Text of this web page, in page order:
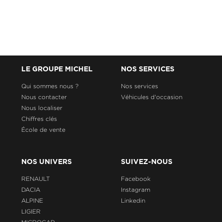
LE GROUPE MICHEL
Qui sommes nous ?
Nous contacter
Nous localiser
Chiffres clés
École de vente
NOS SERVICES
Nos services
Véhicules d'occasion
NOS UNIVERS
RENAULT
DACIA
ALPINE
LIGIER
SUIVEZ-NOUS
Facebook
Instagram
Linkedin